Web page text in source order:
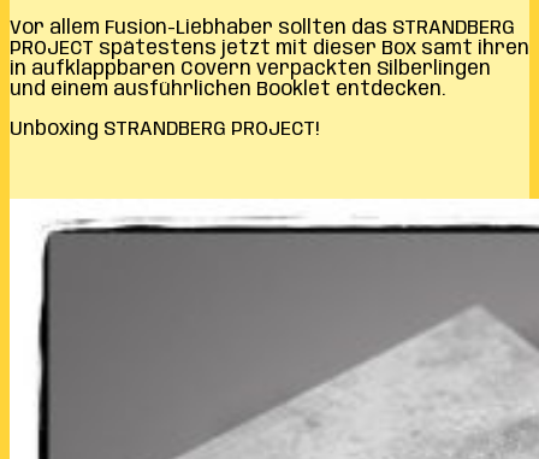
Vor allem Fusion-Liebhaber sollten das STRANDBERG
PROJECT spätestens jetzt mit dieser Box samt ihren
in aufklappbaren Covern verpackten Silberlingen
und einem ausführlichen Booklet entdecken.
Unboxing STRANDBERG PROJECT!